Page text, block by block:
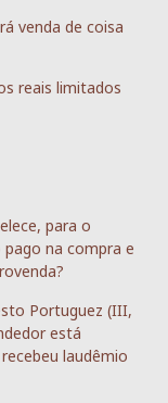
venda de coisa
reais limitados
para o
na compra e
Portuguez (III,
está
laudêmio